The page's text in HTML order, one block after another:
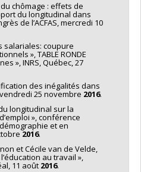
chômage : effets de
du longitudinal dans
de l’ACFAS, mercredi 10
salariales: coupure
», TABLE RONDE
», INRS, Québec, 27
des inégalités dans
vendredi 25 novembre 2016.
longitudinal sur la
», conférence
et en
2016.
et Cécile van de Velde,
au travail »,
11 août 2016.